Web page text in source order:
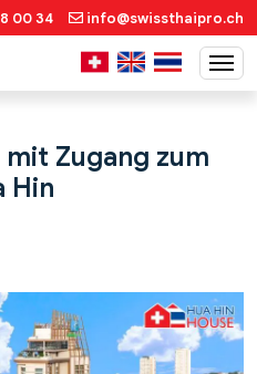
00 34 info@swissthaipro.ch
Zugang zum
Hin